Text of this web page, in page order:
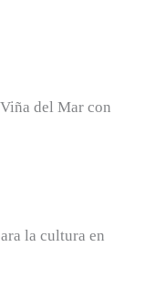
del Mar con
la cultura en